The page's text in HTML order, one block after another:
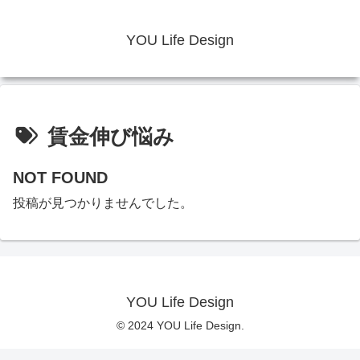
YOU Life Design
賃金伸び悩み
NOT FOUND
投稿が見つかりませんでした。
YOU Life Design
© 2024 YOU Life Design.